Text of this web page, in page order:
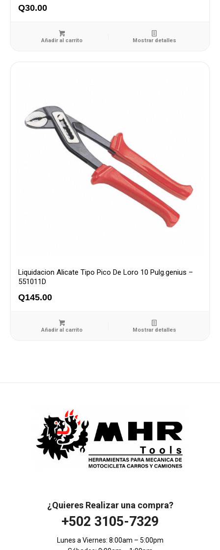
Q30.00
Añadir al carrito Mostrar detalles
Liquidacion Alicate Tipo Pico De Loro 10 Pulg.genius –
551011D
Q145.00
Añadir al carrito Mostrar detalles
¿Quieres Realizar una compra?
+502 3105-7329
Lunes a Viernes: 8:00am – 5:00pm